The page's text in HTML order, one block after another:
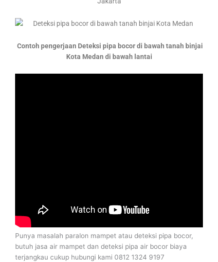
Contoh pengerjaan Deteksi pipa bocor di bawah tanah binjai
Kota Medan di bawah lantai
Punya masalah paralon mampet atau deteksi pipa bocor,
butuh jasa air mampet dan deteksi pipa air bocor biaya
terjangkau cukup hubungi kami 0812 1324 9197